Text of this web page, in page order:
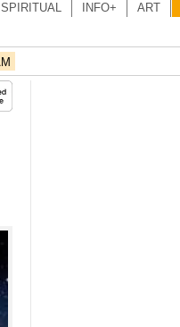
SPIRITUAL INFO+ ART